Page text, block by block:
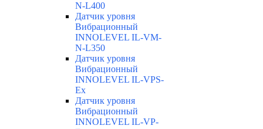
N-L400
Датчик уровня
Вибрационный
INNOLEVEL IL-VM-
N-L350
Датчик уровня
Вибрационный
INNOLEVEL IL-VPS-
Ex
Датчик уровня
Вибрационный
INNOLEVEL IL-VP-